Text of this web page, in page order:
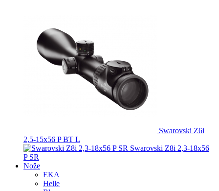
Swarovski Z6i
2,5-15x56 P BT L
Swarovski Z8i 2,3-18x56
P SR
Nože
EKA
Helle